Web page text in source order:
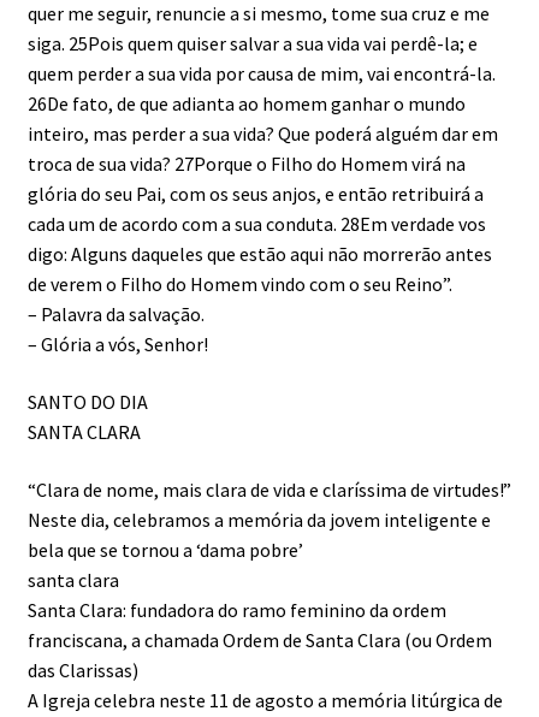
quer me seguir, renuncie a si mesmo, tome sua cruz e me
siga. 25Pois quem quiser salvar a sua vida vai perdê-la; e
quem perder a sua vida por causa de mim, vai encontrá-la.
26De fato, de que adianta ao homem ganhar o mundo
inteiro, mas perder a sua vida? Que poderá alguém dar em
troca de sua vida? 27Porque o Filho do Homem virá na
glória do seu Pai, com os seus anjos, e então retribuirá a
cada um de acordo com a sua conduta. 28Em verdade vos
digo: Alguns daqueles que estão aqui não morrerão antes
de verem o Filho do Homem vindo com o seu Reino”.
– Palavra da salvação.
– Glória a vós, Senhor!
SANTO DO DIA
SANTA CLARA
“Clara de nome, mais clara de vida e claríssima de virtudes!”
Neste dia, celebramos a memória da jovem inteligente e
bela que se tornou a ‘dama pobre’
santa clara
Santa Clara: fundadora do ramo feminino da ordem
franciscana, a chamada Ordem de Santa Clara (ou Ordem
das Clarissas)
A Igreja celebra neste 11 de agosto a memória litúrgica de